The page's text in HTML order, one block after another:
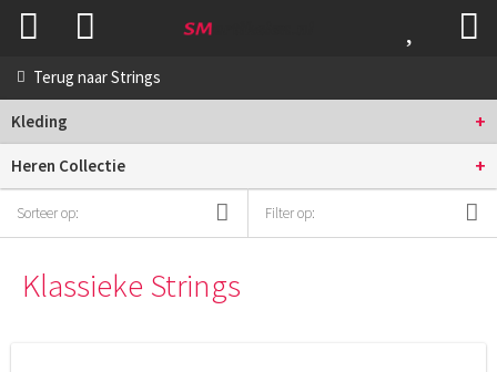
Terug naarStrings
Kleding +
Heren Collectie +
Sorteer op: Filter op:
Klassieke Strings